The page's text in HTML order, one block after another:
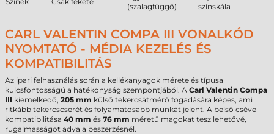
(szalagfüggő)
színskála
CARL VALENTIN COMPA III VONALKÓD
NYOMTATÓ - MÉDIA KEZELÉS ÉS
KOMPATIBILITÁS
Az ipari felhasználás során a kellékanyagok mérete és típusa
kulcsfontosságú a hatékonyság szempontjából. A Carl Valentin Compa
III kiemelkedő, 205 mm külső tekercsátmérő fogadására képes, ami
ritkább tekercscserét és folyamatosabb munkát jelent. A belső cséve
kompatibilitása 40 mm és 76 mm méretű magokat tesz lehetővé,
rugalmasságot adva a beszerzésnél.